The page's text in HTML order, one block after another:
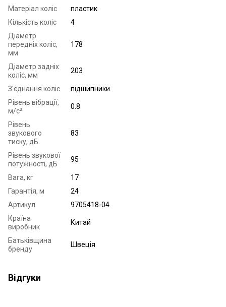
Матеріал коліс
пластик
Кількість коліс
4
Діаметр
передніх коліс,
мм
178
Діаметр задніх
коліс, мм
203
З'єднання коліс
підшипники
Рівень вібрації,
м/с²
0.8
Рівень
звукового
тиску, дБ
83
Рівень звукової
потужності, дБ
95
Вага, кг
17
Гарантія, м
24
Артикул
9705418-04
Країна
виробник
Китай
Батьківщина
бренду
Швеція
Відгуки